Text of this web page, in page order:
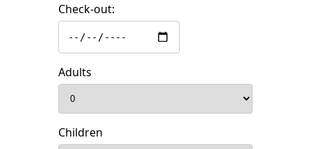
Check-out:
Adults
Children